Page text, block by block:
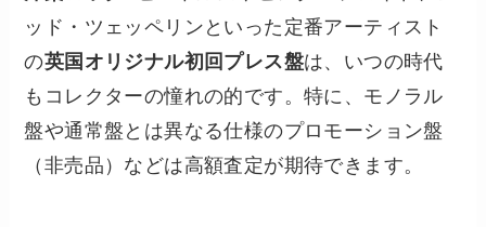
ッド・ツェッペリンといった定番アーティスト
の英国オリジナル初回プレス盤は、いつの時代
もコレクターの憧れの的です。特に、モノラル
盤や通常盤とは異なる仕様のプロモーション盤
（非売品）などは高額査定が期待できます。